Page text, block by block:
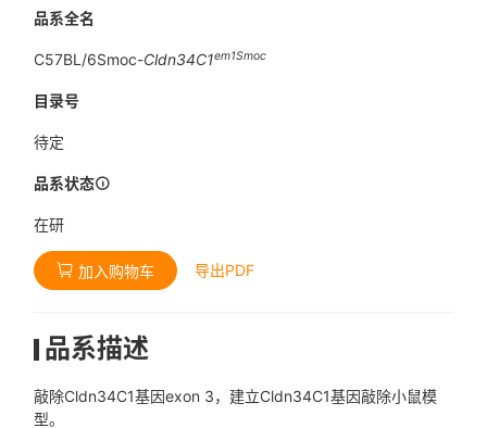
品系全名
C57BL/6Smoc-Cldn34C1em1Smoc
目录号
待定
品系状态
在研
加入购物车 导出PDF
品系描述
敲除Cldn34C1基因exon 3，建立Cldn34C1基因敲除小鼠模
型。